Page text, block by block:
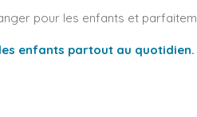
pour les enfants et
enfants partout au quotidien.